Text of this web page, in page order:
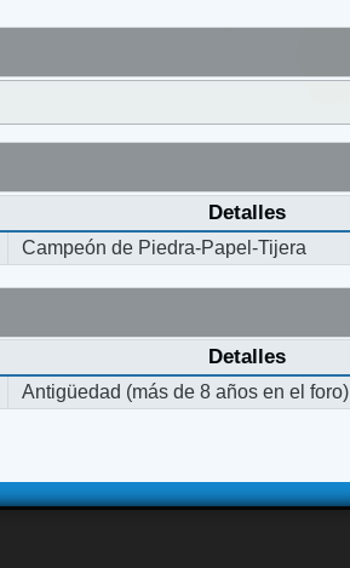
Detalles
Campeón de Piedra-Papel-Tijera
Detalles
Antigüedad (más de 8 años en el foro)